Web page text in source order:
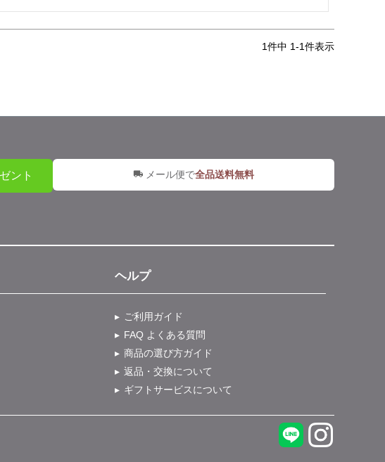
1件中 1-1件表示
ント メール便で全品送料無料
ヘルプ
ご利用ガイド
FAQ よくある質問
商品の選び方ガイド
返品・交換について
ギフトサービスについて